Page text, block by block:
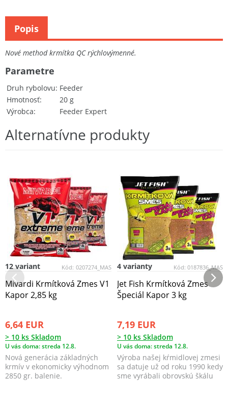
Nové method krmítka QC rýchlovýmenné.
Druh rybolovu Feeder
Hmotnosť
20 g
Výrobca
Feeder Expert
Parametre
Popis
Alternatívne produkty
Kód: 0207274_MAS
12 variant
Mivardi Krmítková Zmes V1
Kapor 2,85 kg
6,64 EUR
> 10 ks Skladom
U vás doma: streda 12.8.
Nová generácia základných
krmív v ekonomicky výhodnom
2850 gr. balenie.
Kód: 0187836_MAS
4 varianty
Jet Fish Krmítková Zmes
Špeciál Kapor 3 kg
7,19 EUR
> 10 ks Skladom
U vás doma: streda 12.8.
Výroba našej kŕmidlovej zmesi
sa datuje už od roku 1990 kedy
sme vyrábali obrovskú škálu